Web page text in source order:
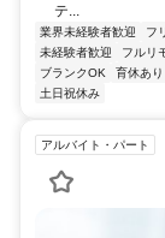
テ...
業界未経験者歓迎 フ
未経験者歓迎
フルリ
ブランクOK
育休あり
土日祝休み
アルバイト・パート